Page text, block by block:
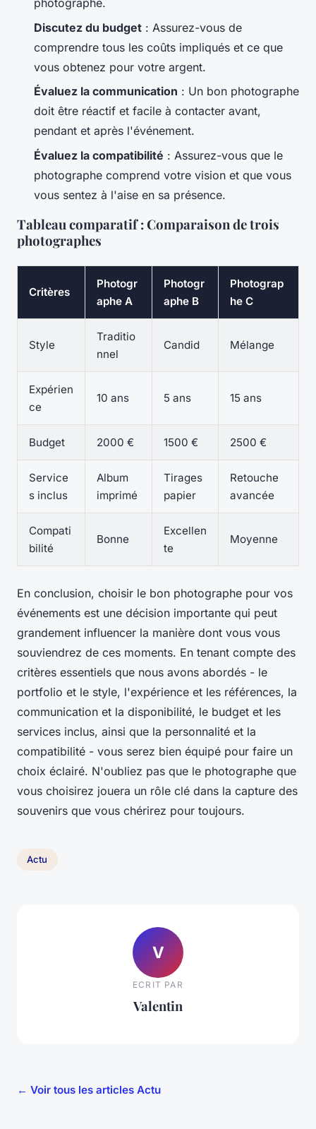
photographe.
Discutez du budget : Assurez-vous de
comprendre tous les coûts impliqués et ce que
vous obtenez pour votre argent.
Évaluez la communication : Un bon photographe
doit être réactif et facile à contacter avant,
pendant et après l'événement.
Évaluez la compatibilité : Assurez-vous que le
photographe comprend votre vision et que vous
vous sentez à l'aise en sa présence.
Tableau comparatif : Comparaison de trois
photographes
Critères
Photogr
aphe A
Photogr
aphe B
Photograp
he C
Style
Traditio
nnel
Candid Mélange
Expérien
ce
10 ans 5 ans 15 ans
Budget 2000 € 1500 € 2500 €
Service
s inclus
Album
imprimé
Tirages
papier
Retouche
avancée
Compati
bilité
Bonne
Excellen
te
Moyenne
En conclusion, choisir le bon photographe pour vos
événements est une décision importante qui peut
grandement influencer la manière dont vous vous
souviendrez de ces moments. En tenant compte des
critères essentiels que nous avons abordés - le
portfolio et le style, l'expérience et les références, la
communication et la disponibilité, le budget et les
services inclus, ainsi que la personnalité et la
compatibilité - vous serez bien équipé pour faire un
choix éclairé. N'oubliez pas que le photographe que
vous choisirez jouera un rôle clé dans la capture des
souvenirs que vous chérirez pour toujours.
Actu
V
ECRIT PAR
Valentin
← Voir tous les articles Actu